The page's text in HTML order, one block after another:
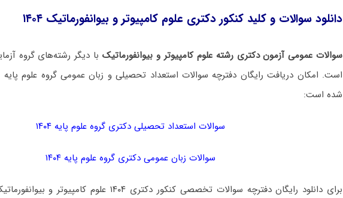
دانلود سوالات و کلید کنکور دکتری علوم کامپیوتر و بیوانفورماتیک ۱۴۰۴
سوالات عمومی آزمون دکتری رشته علوم کامپیوتر و بیوانفورماتیکبا دیگر رشته‌های گروه
است. امکان دریافت رایگان دفترچه سوالات استعداد تحصیلی و زبان عمومی گروه علوم پایه
شده است:
سوالات استعداد تحصیلی دکتری گروه علوم پایه ۱۴۰۴
سوالات زبان عمومی دکتری گروه علوم پایه ۱۴۰۴
برای دانلود رایگان دفترچه سوالات تخصصی کنکور دکتری ۱۴۰۴